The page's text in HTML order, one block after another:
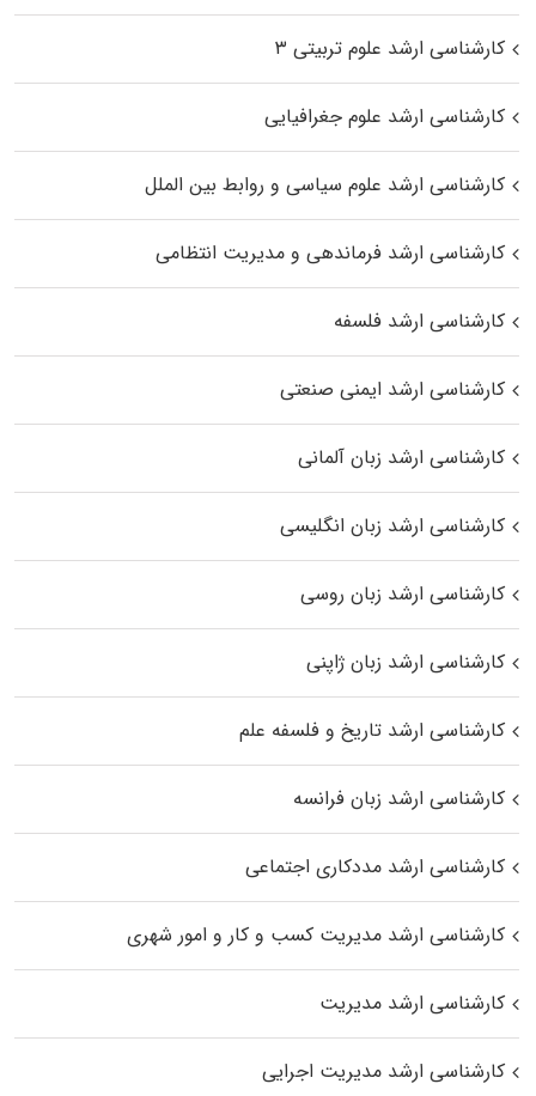
کارشناسی ارشد علوم تربیتی ۳
کارشناسی ارشد علوم جغرافیایی
کارشناسی ارشد علوم سیاسی و روابط بین الملل
کارشناسی ارشد فرماندهی و مدیریت انتظامی
کارشناسی ارشد فلسفه
کارشناسی ارشد ایمنی صنعتی
کارشناسی ارشد زبان آلمانی
کارشناسی ارشد زبان انگلیسی
کارشناسی ارشد زبان روسی
کارشناسی ارشد زبان ژاپنی
کارشناسی ارشد تاریخ و فلسفه علم
کارشناسی ارشد زبان فرانسه
کارشناسی ارشد مددکاری اجتماعی
کارشناسی ارشد مدیریت کسب و کار و امور شهری
کارشناسی ارشد مدیریت
کارشناسی ارشد مدیریت اجرایی